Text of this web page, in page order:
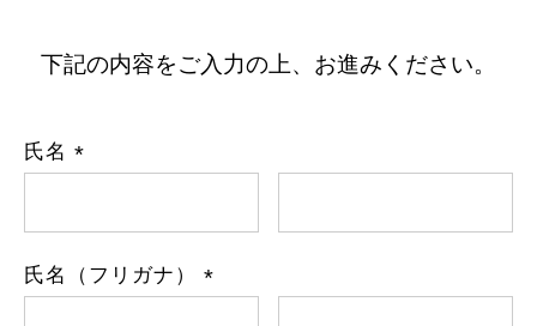
下記の内容をご入力の上、お進みください。
氏名
須
)
氏名（フリガナ）